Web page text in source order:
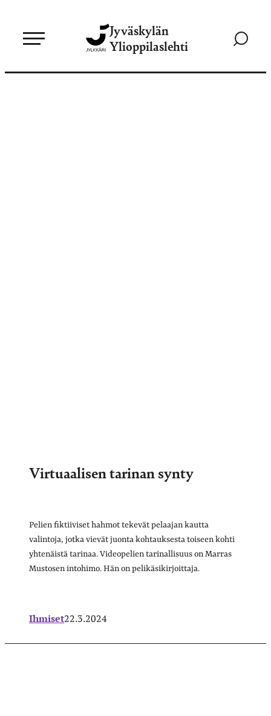
sisältöön
Jyväskylän
Ylioppilaslehti
Siirry
Virtuaalisen tarinan synty
Pelien fiktiiviset hahmot tekevät pelaajan kautta
valintoja, jotka vievät juonta kohtauksesta toiseen kohti
yhtenäistä tarinaa. Videopelien tarinallisuus on Marras
Mustosen intohimo. Hän on pelikäsikirjoittaja.
Ihmiset22.3.2024